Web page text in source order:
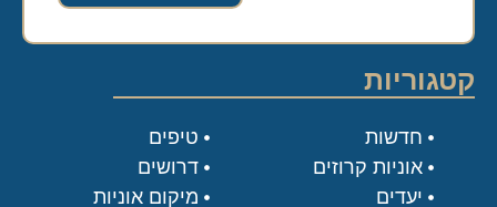
קטגוריות
טיפים
דרושים
מיקום אוניות
חדשות
אוניות קרוזים
יעדים